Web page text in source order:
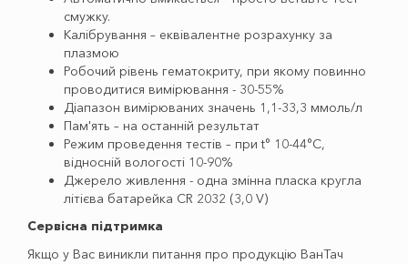
смужку.
Калібрування – еквівалентне розрахунку за
плазмою
Робочий рівень гематокриту, при якому повинно
проводитися вимірювання - 30-55%
Діапазон вимірюваних значень 1,1-33,3 ммоль/л
Пам'ять – на останній результат
Режим проведення тестів – при t° 10-44°C,
відносній вологості 10-90%
Джерело живлення - одна змінна пласка кругла
літієва батарейка CR 2032 (3,0 V)
Сервісна підтримка
Якщо у Вас виникли питання про продукцію ВанТач